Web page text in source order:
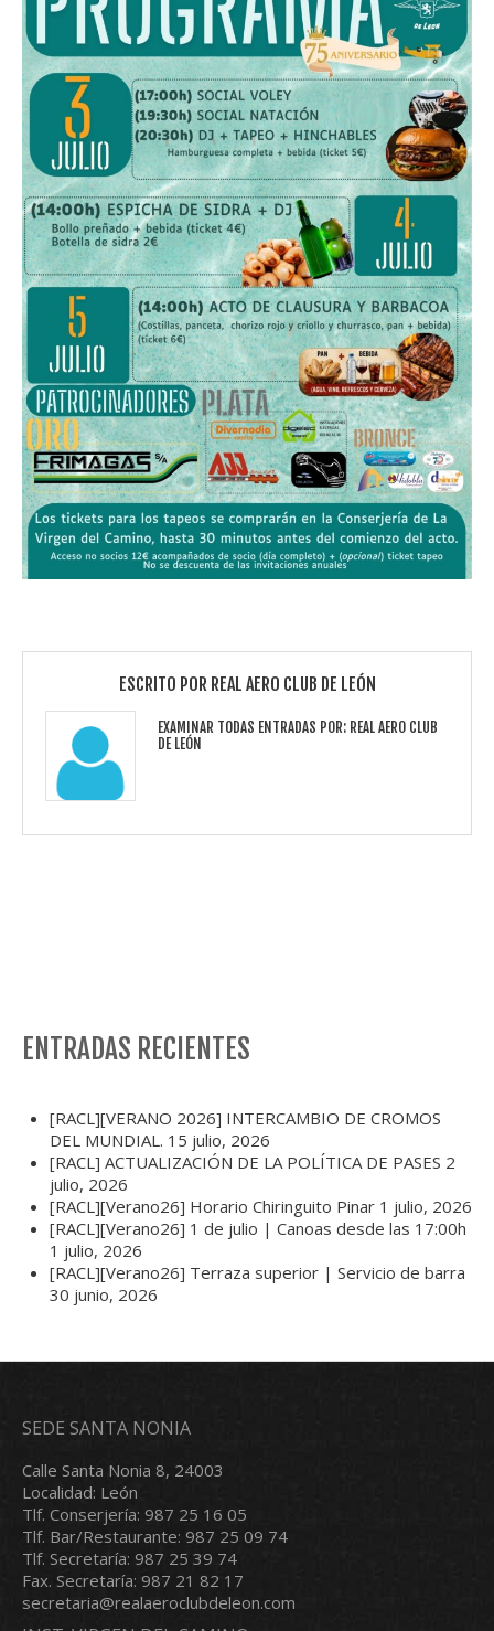
ESCRITO POR REAL AERO CLUB DE LEÓN
EXAMINAR TODAS ENTRADAS POR: REAL AERO CLUB
DE LEÓN
ENTRADAS RECIENTES
[RACL][VERANO 2026] INTERCAMBIO DE CROMOS
DEL MUNDIAL. 15 julio, 2026
[RACL] ACTUALIZACIÓN DE LA POLÍTICA DE PASES 2
julio, 2026
[RACL][Verano26] Horario Chiringuito Pinar 1 julio, 2026
[RACL][Verano26] 1 de julio | Canoas desde las 17:00h
1 julio, 2026
[RACL][Verano26] Terraza superior | Servicio de barra
30 junio, 2026
SEDE SANTA NONIA
Calle Santa Nonia 8, 24003
Localidad: León
Tlf. Conserjería: 987 25 16 05
Tlf. Bar/Restaurante: 987 25 09 74
Tlf. Secretaría: 987 25 39 74
Fax. Secretaría: 987 21 82 17
secretaria@realaeroclubdeleon.com